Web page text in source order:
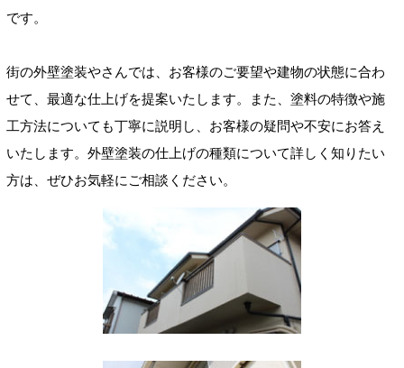
です。
街の外壁塗装やさんでは、お客様のご要望や建物の状態に合わ
せて、最適な仕上げを提案いたします。また、塗料の特徴や施
工方法についても丁寧に説明し、お客様の疑問や不安にお答え
いたします。外壁塗装の仕上げの種類について詳しく知りたい
方は、ぜひお気軽にご相談ください。